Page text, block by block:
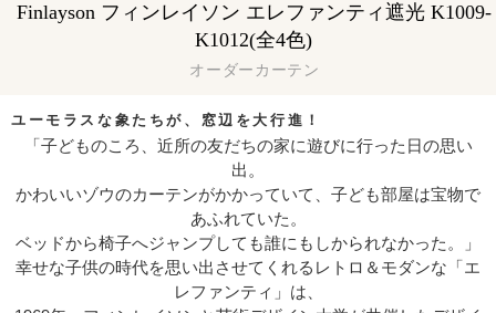
ユーモラスな象たちが、窓辺を大行進！
オーダーカーテン
Finlayson フィンレイソン エレファンティ遮光 K1009-
K1012(全4色)
「子どものころ、近所の友だちの家に遊びに行った日の思い
出。
かわいいゾウのカーテンがかかっていて、子ども部屋は宝物で
あふれていた。
ベッドから椅子へジャンプしても誰にもしかられなかった。」
幸せな子供の時代を思い出させてくれるレトロ＆モダンな「エ
レファンティ」は、